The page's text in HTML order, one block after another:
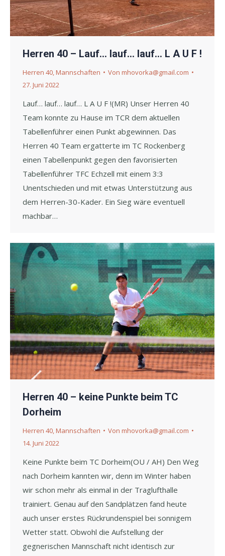
Herren 40 – Lauf… lauf… lauf… L A U F !
Herren 40,Mannschaften Von mhovorka@gmail.com
27. Juni 2022
Lauf… lauf… lauf… L A U F !(MR) Unser Herren 40
Team konnte zu Hause im TCR dem aktuellen
Tabellenführer einen Punkt abgewinnen. Das
Herren 40 Team ergatterte im TC Rockenberg
einen Tabellenpunkt gegen den favorisierten
Tabellenführer TFC Echzell mit einem 3:3
Unentschieden und mit etwas Unterstützung aus
dem Herren-30-Kader. Ein Sieg wäre eventuell
machbar…
Herren 40 – keine Punkte beim TC
Dorheim
Herren 40 Mannschaften Von mhovorka@gmail.com
14. Juni 2022
Keine Punkte beim TC Dorheim(OU / AH) Den Weg
nach Dorheim kannten wir, denn im Winter haben
wir schon mehr als einmal in der Traglufthalle
trainiert. Genau auf den Sandplätzen fand heute
auch unser erstes Rückrundenspiel bei sonnigem
Wetter statt. Obwohl die Aufstellung der
gegnerischen Mannschaft nicht identisch zur